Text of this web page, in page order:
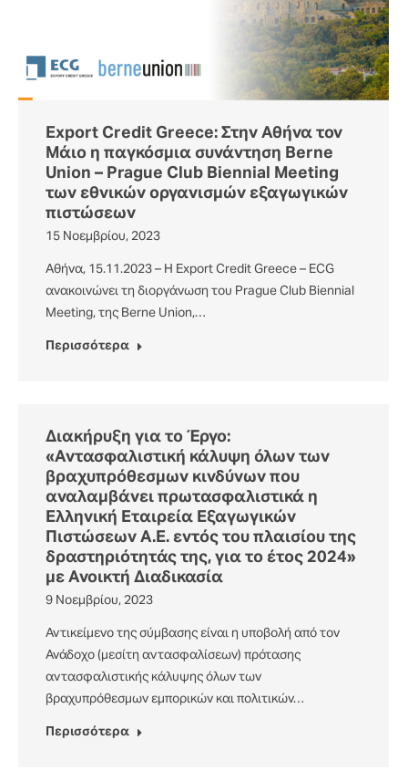
Export Credit Greece: Στην Αθήνα τον
Μάιο η παγκόσμια συνάντηση Berne
Union – Prague Club Biennial Meeting
των εθνικών οργανισμών εξαγωγικών
πιστώσεων
15 Νοεμβρίου, 2023
Αθήνα, 15.11.2023 – Η Export Credit Greece – ECG
ανακοινώνει τη διοργάνωση του Prague Club Biennial
Meeting, της Berne Union,…
Περισσότερα
Διακήρυξη για το Έργο:
«Αντασφαλιστική κάλυψη όλων των
βραχυπρόθεσμων κινδύνων που
αναλαμβάνει πρωτασφαλιστικά η
Ελληνική Εταιρεία Εξαγωγικών
Πιστώσεων Α.Ε. εντός του πλαισίου της
δραστηριότητάς της, για το έτος 2024»
με Ανοικτή Διαδικασία
9 Νοεμβρίου, 2023
Αντικείμενο της σύμβασης είναι η υποβολή από τον
Ανάδοχο (μεσίτη αντασφαλίσεων) πρότασης
αντασφαλιστικής κάλυψης όλων των
βραχυπρόθεσμων εμπορικών και πολιτικών…
Περισσότερα